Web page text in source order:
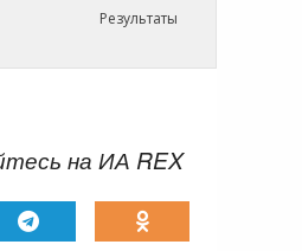
Результаты
на ИА REX